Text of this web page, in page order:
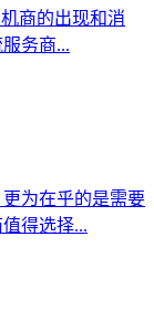
商的出现和消
务商...
为在乎的是需要
得选择...